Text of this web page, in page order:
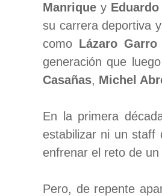
Manrique y
su carrera deportiva
como Lázaro Garro
generación que
Casañas, Michel
En la primera
estabilizar ni un staff
enfrenar el reto de
Pero, de repente